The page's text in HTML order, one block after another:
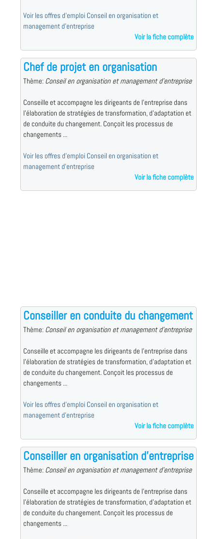
Voir les offres d'emploi Conseil en organisation et
management d'entreprise
Voir la fiche complète
Chef de projet en organisation
Thème: Conseil en organisation et management d'entreprise
Conseille et accompagne les dirigeants de l'entreprise dans
l'élaboration de stratégies de transformation, d'adaptation et
de conduite du changement. Conçoit les processus de
changements ...
Voir les offres d'emploi Conseil en organisation et
management d'entreprise
Voir la fiche complète
Conseiller en conduite du changement
Thème: Conseil en organisation et management d'entreprise
Conseille et accompagne les dirigeants de l'entreprise dans
l'élaboration de stratégies de transformation, d'adaptation et
de conduite du changement. Conçoit les processus de
changements ...
Voir les offres d'emploi Conseil en organisation et
management d'entreprise
Voir la fiche complète
Conseiller en organisation d'entreprise
Thème: Conseil en organisation et management d'entreprise
Conseille et accompagne les dirigeants de l'entreprise dans
l'élaboration de stratégies de transformation, d'adaptation et
de conduite du changement. Conçoit les processus de
changements ...